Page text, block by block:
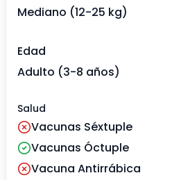
Mediano (12-25 kg)
Edad
Adulto (3-8 años)
Salud
Vacunas Séxtuple
Vacunas Óctuple
Vacuna Antirrábica